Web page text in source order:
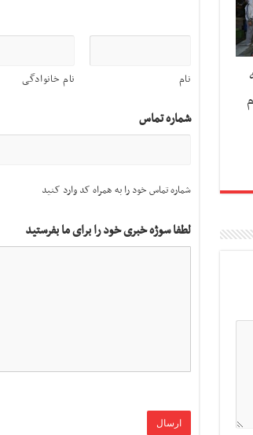
نام نام خانوادگی
شماره تماس
شماره تماس خود را به همراه کد وارد کنید
لطفا سوژه خبری خود را برای ما بفرستید